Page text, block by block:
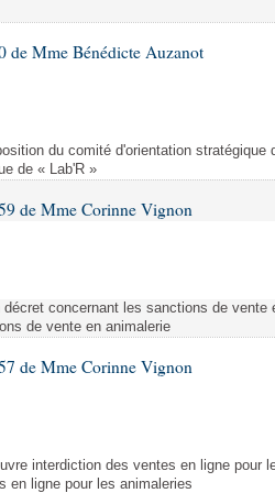
de Mme Bénédicte Auzanot
du comité d'orientation stratégique
de « Lab'R »
de Mme Corinne Vignon
concernant les sanctions de vente
de vente en animalerie
de Mme Corinne Vignon
interdiction des ventes en ligne pour
en ligne pour les animaleries